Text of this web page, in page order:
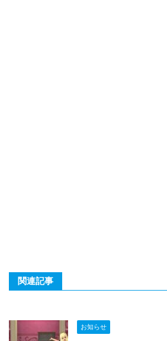
関連記事
お知らせ